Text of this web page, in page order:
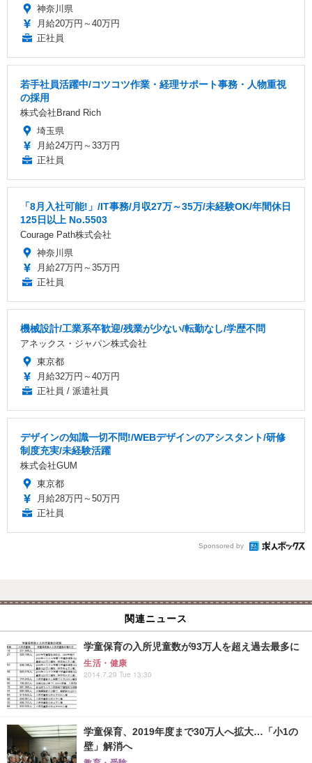
神奈川県
月給20万円～40万円
正社員
若手社員活躍中/コツコツ作業・経理サポート事務・人物重視
の採用
株式会社Brand Rich
埼玉県
月給24万円～33万円
正社員
「8月入社可能!」/IT事務/月収27万～35万/未経験OK/年間休日
125日以上 No.5503
Courage Path株式会社
神奈川県
月給27万円～35万円
正社員
機械設計/工業系卒歓迎/残業が少ない/転勤なし/学歴不問
アネックス・ジャパン株式会社
東京都
月給32万円～40万円
正社員 / 派遣社員
デザインの知識一切不問!/WEBデザインのアシスタント/研修
制度充実/未経験活躍
株式会社GUM
東京都
月給28万円～50万円
正社員
Sponsored by
関連ニュース
学童保育の入所児童数が93万人を超え過去最多に
生活・健康
2014.7.29 Tue 13:30
学童保育、2019年度まで30万人へ拡大…「小1の
壁」解消へ